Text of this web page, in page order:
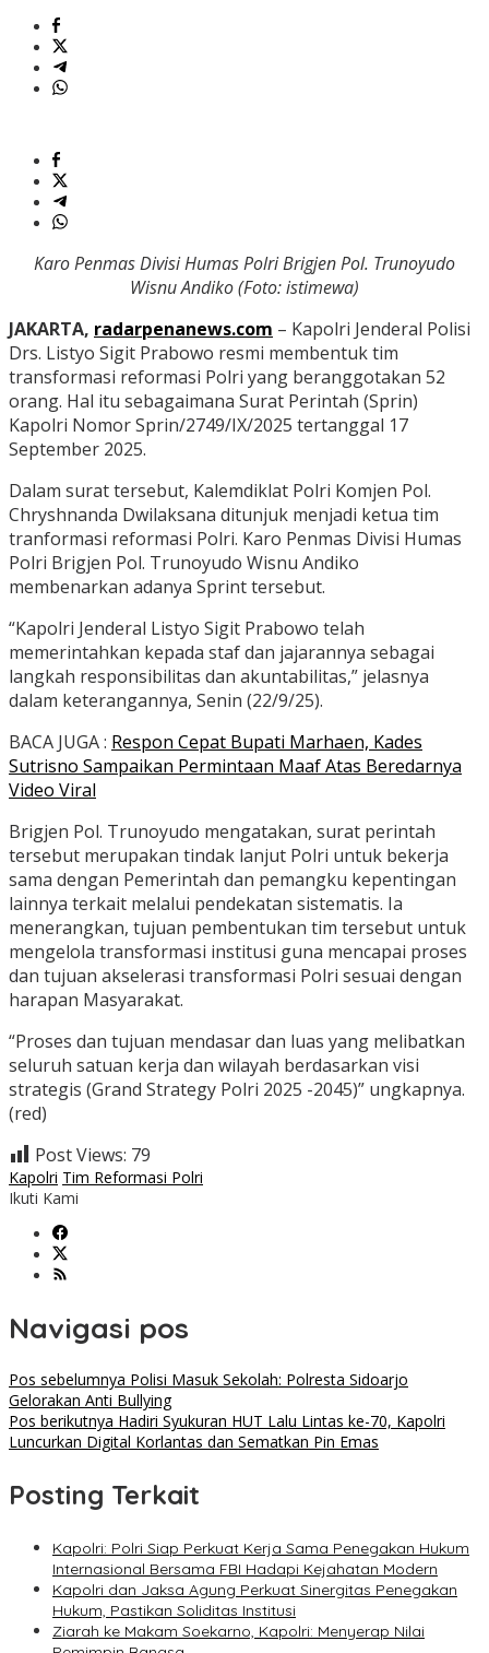
Karo Penmas Divisi Humas Polri Brigjen Pol. Trunoyudo
Wisnu Andiko (Foto: istimewa)
JAKARTA, radarpenanews.com – Kapolri Jenderal Polisi
Drs. Listyo Sigit Prabowo resmi membentuk tim
transformasi reformasi Polri yang beranggotakan 52
orang. Hal itu sebagaimana Surat Perintah (Sprin)
Kapolri Nomor Sprin/2749/IX/2025 tertanggal 17
September 2025.
Dalam surat tersebut, Kalemdiklat Polri Komjen Pol.
Chryshnanda Dwilaksana ditunjuk menjadi ketua tim
tranformasi reformasi Polri. Karo Penmas Divisi Humas
Polri Brigjen Pol. Trunoyudo Wisnu Andiko
membenarkan adanya Sprint tersebut.
“Kapolri Jenderal Listyo Sigit Prabowo telah
memerintahkan kepada staf dan jajarannya sebagai
langkah responsibilitas dan akuntabilitas,” jelasnya
dalam keterangannya, Senin (22/9/25).
BACA JUGA : Respon Cepat Bupati Marhaen, Kades
Sutrisno Sampaikan Permintaan Maaf Atas Beredarnya
Video Viral
Brigjen Pol. Trunoyudo mengatakan, surat perintah
tersebut merupakan tindak lanjut Polri untuk bekerja
sama dengan Pemerintah dan pemangku kepentingan
lainnya terkait melalui pendekatan sistematis. Ia
menerangkan, tujuan pembentukan tim tersebut untuk
mengelola transformasi institusi guna mencapai proses
dan tujuan akselerasi transformasi Polri sesuai dengan
harapan Masyarakat.
“Proses dan tujuan mendasar dan luas yang melibatkan
seluruh satuan kerja dan wilayah berdasarkan visi
strategis (Grand Strategy Polri 2025 -2045)” ungkapnya.
(red)
Post Views: 79
Kapolri Tim Reformasi Polri
Ikuti Kami
Navigasi pos
Pos sebelumnya Polisi Masuk Sekolah: Polresta Sidoarjo
Gelorakan Anti Bullying
Pos berikutnya Hadiri Syukuran HUT Lalu Lintas ke-70, Kapolri
Luncurkan Digital Korlantas dan Sematkan Pin Emas
Posting Terkait
Kapolri: Polri Siap Perkuat Kerja Sama Penegakan Hukum
Internasional Bersama FBI Hadapi Kejahatan Modern
Kapolri dan Jaksa Agung Perkuat Sinergitas Penegakan
Hukum, Pastikan Soliditas Institusi
Ziarah ke Makam Soekarno, Kapolri: Menyerap Nilai